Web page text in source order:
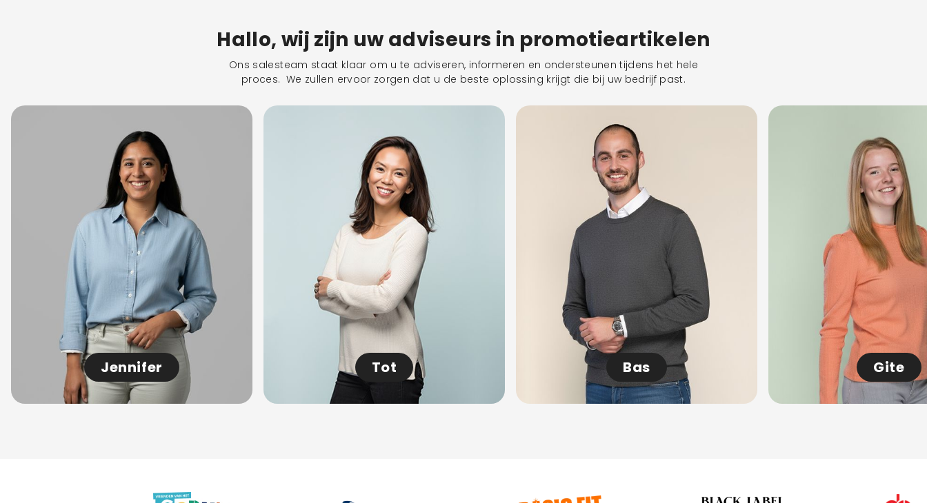
Hallo, wij zijn uw adviseurs in promotieartikelen
Ons salesteam staat klaar om u te adviseren, informeren en ondersteunen tijdens het hele
proces. We zullen ervoor zorgen dat u de beste oplossing krijgt die bij uw bedrijf past.
Jennifer Tot Bas Gite